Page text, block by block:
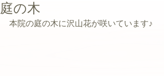
庭の木
本院の庭の木に沢山花が咲いています♪